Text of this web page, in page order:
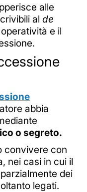
alle
al de
e il
abbia
o segreto.
convivere con
nei casi in cui il
dei
legati.